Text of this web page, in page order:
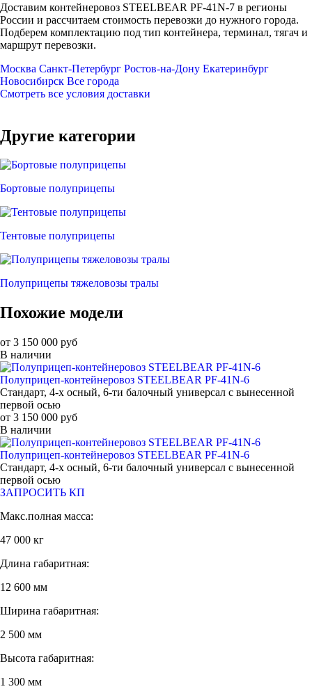
Доставим контейнеровоз STEELBEAR PF-41N-7 в регионы
России и рассчитаем стоимость перевозки до нужного города.
Подберем комплектацию под тип контейнера, терминал, тягач и
маршрут перевозки.
Москва Санкт-Петербург Ростов-на-Дону Екатеринбург
Новосибирск Все города
Смотреть все условия доставки
Другие категории
Бортовые полуприцепы
Тентовые полуприцепы
Полуприцепы тяжеловозы тралы
Похожие модели
от 3 150 000 руб
В наличии
Полуприцеп-контейнеровоз STEELBEAR PF-41N-6
Стандарт, 4-х осный, 6-ти балочный универсал с вынесенной
первой осью
от 3 150 000 руб
В наличии
Полуприцеп-контейнеровоз STEELBEAR PF-41N-6
Стандарт, 4-х осный, 6-ти балочный универсал с вынесенной
первой осью
ЗАПРОСИТЬ КП
Макс.полная масса:
47 000 кг
Длина габаритная:
12 600 мм
Ширина габаритная:
2 500 мм
Высота габаритная:
1 300 мм